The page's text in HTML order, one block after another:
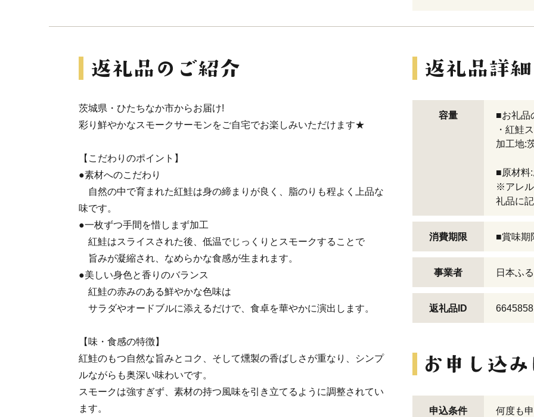
茨城県・ひたちなか市からお届け!
彩り鮮やかなスモークサーモンをご自宅でお楽しみいただけます★
【こだわりのポイント】
●素材へのこだわり
自然の中で育まれた紅鮭は身の締まりが良く、脂のりも程よく上品な
味です。
●一枚ずつ手間を惜しまず加工
紅鮭はスライスされた後、低温でじっくりとスモークすることで
旨みが凝縮され、なめらかな食感が生まれます。
●美しい身色と香りのバランス
紅鮭の赤みのある鮮やかな色味は
サラダやオードブルに添えるだけで、食卓を華やかに演出します。
【味・食感の特徴】
紅鮭のもつ自然な旨みとコク、そして燻製の香ばしさが重なり、シンプ
ルながらも奥深い味わいです。
スモークは強すぎず、素材の持つ風味を引き立てるように調整されてい
ます。
容量
■お礼品
・紅鮭
加工地:
■原材料
※アレル
礼品に
消費期限 ■賞味期
事業者 日本ふ
返礼品ID 6645858
申込条件 何度も